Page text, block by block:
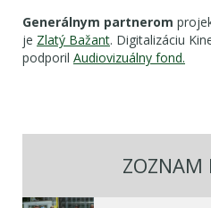
Generálnym partnerom
je Zlatý Bažant. Digitalizáciu
podporil Audiovizuálny fond.
ZOZNAM